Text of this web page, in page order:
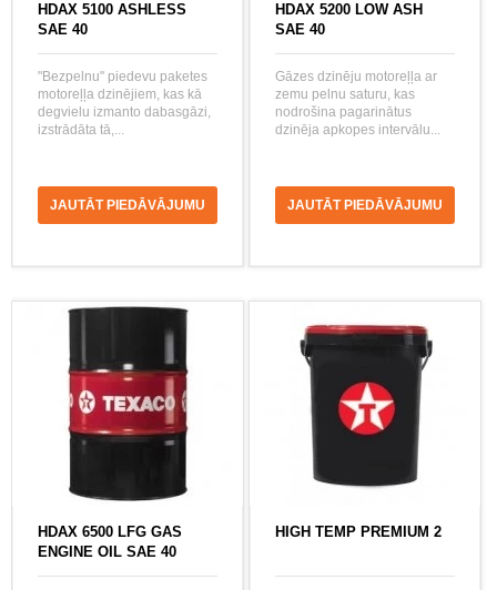
HDAX 5100 ASHLESS
SAE 40
"Bezpelnu" piedevu paketes
motoreļļa dzinējiem, kas kā
degvielu izmanto dabasgāzi,
izstrādāta tā,...
JAUTĀT PIEDĀVĀJUMU
HDAX 5200 LOW ASH
SAE 40
Gāzes dzinēju motoreļļa ar
zemu pelnu saturu, kas
nodrošina pagarinātus
dzinēja apkopes intervālu...
JAUTĀT PIEDĀVĀJUMU
HDAX 6500 LFG GAS
ENGINE OIL SAE 40
HIGH TEMP PREMIUM 2